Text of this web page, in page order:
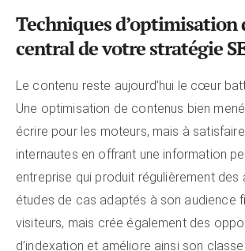
Techniques
central de votre stratégie
Le contenu reste aujourd’hui le cœur
Une optimisation de contenus bien
écrire pour les moteurs, mais à
internautes en offrant une information
entreprise qui produit régulièrement
études de cas adaptés à son audience
visiteurs, mais crée également des
d’indexation et améliore ainsi son